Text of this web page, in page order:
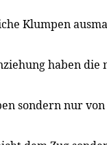
Klumpen
haben
sondern nur